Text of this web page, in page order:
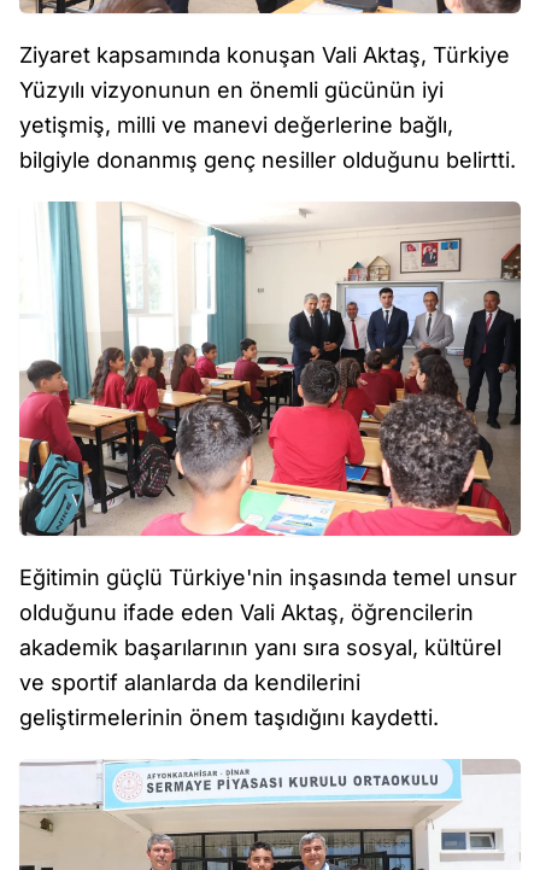
Ziyaret kapsamında konuşan Vali Aktaş, Türkiye
Yüzyılı vizyonunun en önemli gücünün iyi
yetişmiş, milli ve manevi değerlerine bağlı,
bilgiyle donanmış genç nesiller olduğunu belirtti.
Eğitimin güçlü Türkiye'nin inşasında temel unsur
olduğunu ifade eden Vali Aktaş, öğrencilerin
akademik başarılarının yanı sıra sosyal, kültürel
ve sportif alanlarda da kendilerini
geliştirmelerinin önem taşıdığını kaydetti.